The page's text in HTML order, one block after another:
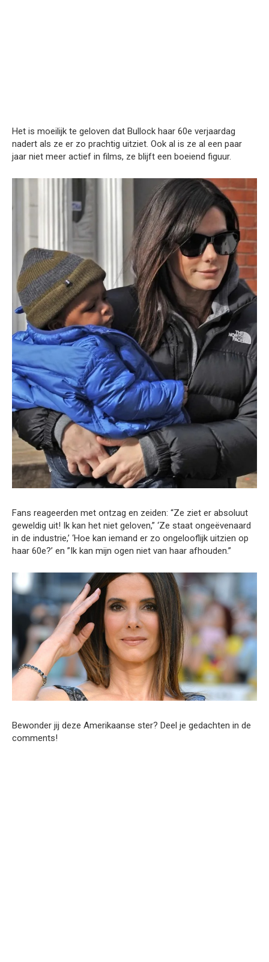
Het is moeilijk te geloven dat Bullock haar 60e verjaardag
nadert als ze er zo prachtig uitziet. Ook al is ze al een paar
jaar niet meer actief in films, ze blijft een boeiend figuur.
Fans reageerden met ontzag en zeiden: “Ze ziet er absoluut
geweldig uit! Ik kan het niet geloven,” ‘Ze staat ongeëvenaard
in de industrie,’ ‘Hoe kan iemand er zo ongelooflijk uitzien op
haar 60e?’ en ”Ik kan mijn ogen niet van haar afhouden.”
Bewonder jij deze Amerikaanse ster? Deel je gedachten in de
comments!